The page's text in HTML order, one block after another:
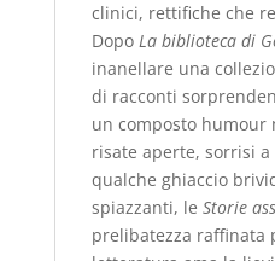
clinici, rettifiche che
Dopo La biblioteca di
inanellare una
di racconti
un composto humour
risate aperte, sorrisi
qualche ghiaccio
spiazzanti, le Storie
prelibatezza raffinata